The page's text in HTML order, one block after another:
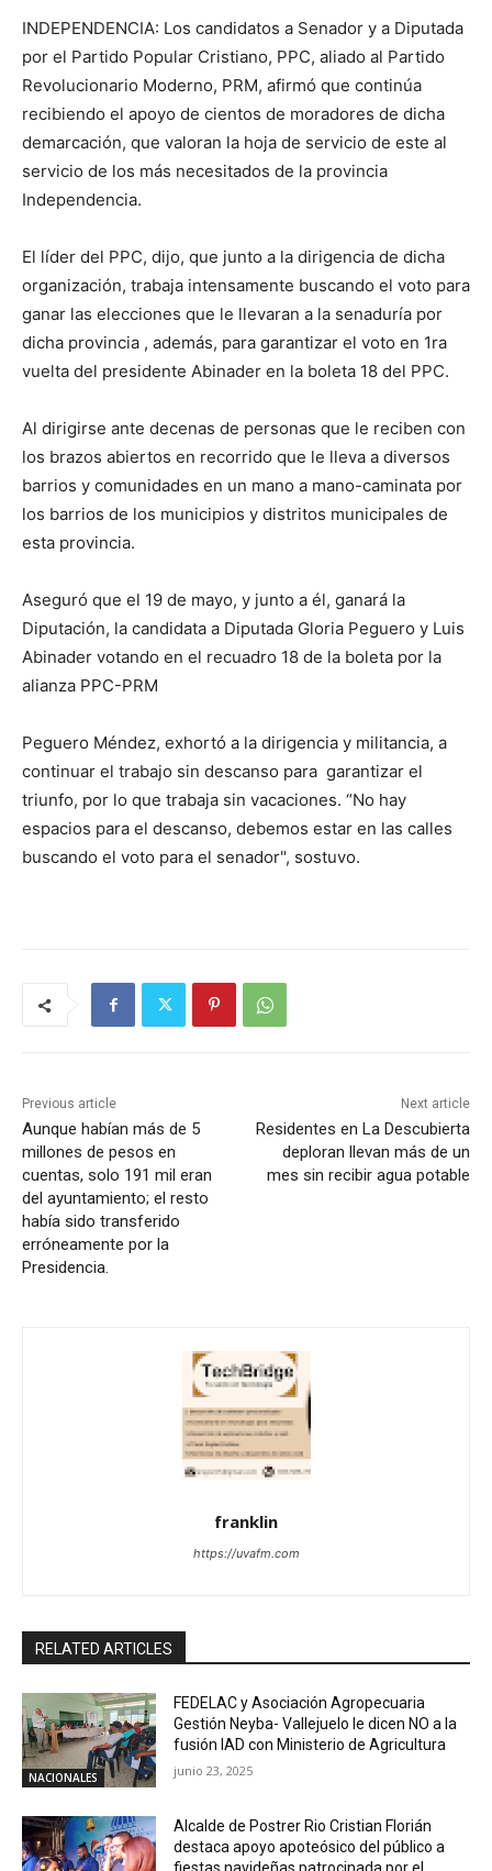
INDEPENDENCIA: Los candidatos a Senador y a Diputada
por el Partido Popular Cristiano, PPC, aliado al Partido
Revolucionario Moderno, PRM, afirmó que continúa
recibiendo el apoyo de cientos de moradores de dicha
demarcación, que valoran la hoja de servicio de este al
servicio de los más necesitados de la provincia
Independencia.
El líder del PPC, dijo, que junto a la dirigencia de dicha
organización, trabaja intensamente buscando el voto para
ganar las elecciones que le llevaran a la senaduría por
dicha provincia , además, para garantizar el voto en 1ra
vuelta del presidente Abinader en la boleta 18 del PPC.
Al dirigirse ante decenas de personas que le reciben con
los brazos abiertos en recorrido que le lleva a diversos
barrios y comunidades en un mano a mano-caminata por
los barrios de los municipios y distritos municipales de
esta provincia.
Aseguró que el 19 de mayo, y junto a él, ganará la
Diputación, la candidata a Diputada Gloria Peguero y Luis
Abinader votando en el recuadro 18 de la boleta por la
alianza PPC-PRM
Peguero Méndez, exhortó a la dirigencia y militancia, a
continuar el trabajo sin descanso para garantizar el
triunfo, por lo que trabaja sin vacaciones. “No hay
espacios para el descanso, debemos estar en las calles
buscando el voto para el senador", sostuvo.
Previous article
Aunque habían más de 5
millones de pesos en
cuentas, solo 191 mil eran
del ayuntamiento; el resto
había sido transferido
erróneamente por la
Presidencia.
Next article
Residentes en La Descubierta
deploran llevan más de un
mes sin recibir agua potable
franklin
https://uvafm.com
RELATED ARTICLES
NACIONALES
FEDELAC y Asociación Agropecuaria
Gestión Neyba- Vallejuelo le dicen NO a la
fusión IAD con Ministerio de Agricultura
junio 23, 2025
Alcalde de Postrer Rio Cristian Florián
destaca apoyo apoteósico del público a
fiestas navideñas patrocinada por el